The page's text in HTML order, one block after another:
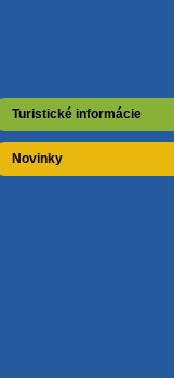
Turistické informácie
Novinky